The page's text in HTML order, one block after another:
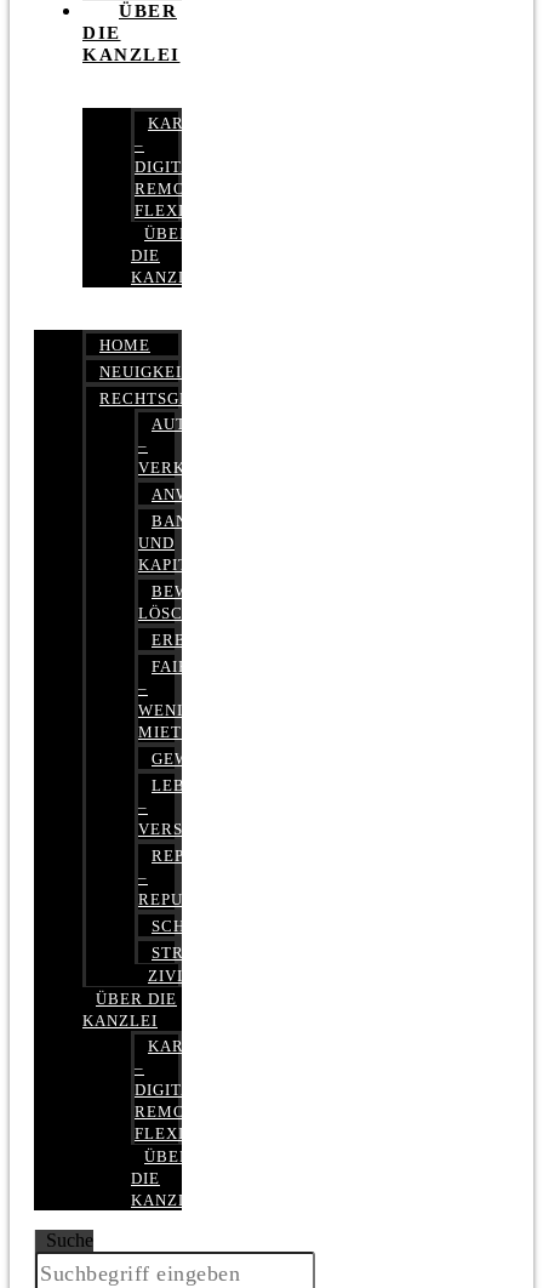
ÜBER
DIE
KANZLEI
KARRIERE
–
DIGITAL,
REMOTE,
FLEXIBEL
ÜBER
DIE
KANZLEI
HOME
NEUIGKEITEN
RECHTSGEBIETE
AUTOBETRUG
–
VERKEHRSRECHT
ANWALTSHAFTUNGSRECHT
BANK-
UND
KAPITALMARKTRECHT
BEWERTUNGEN
LÖSCHEN
ERBRECHT
FAIRMIETEN
–
WENIGER
MIETE
GEWERBERECHT
LEBENSVERSICHERUNG
–
VERSICHERUNGSRECHT
REPUTATIONSRECHT
–
REPUTATIONSMANAGEMENT
SCHUFARECHT
STRAFRECHT
ZIVILRECHT
ÜBER DIE
KANZLEI
KARRIERE
–
DIGITAL,
REMOTE,
FLEXIBEL
ÜBER
DIE
KANZLEI
Suche